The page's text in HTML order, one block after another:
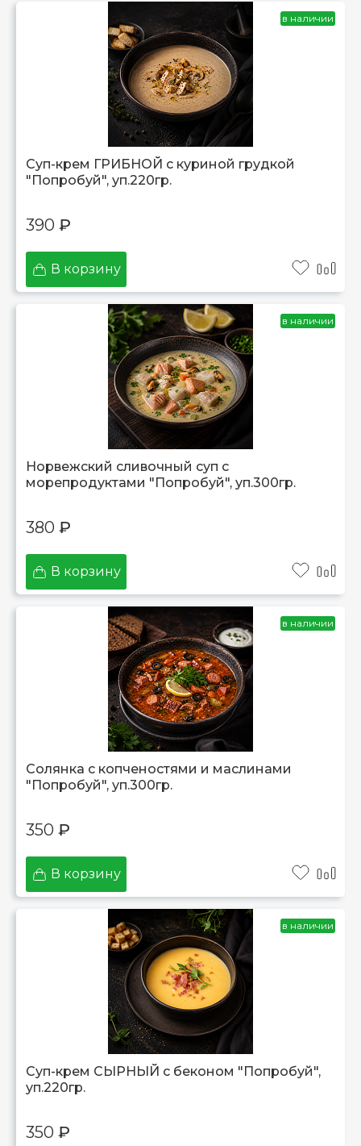
в наличии
Суп-крем ГРИБНОЙ с куриной грудкой
"Попробуй", уп.220гр.
390 ₽
В корзину
в наличии
Норвежский сливочный суп с
морепродуктами "Попробуй", уп.300гр.
380 ₽
В корзину
в наличии
Солянка с копченостями и маслинами
"Попробуй", уп.300гр.
350 ₽
В корзину
в наличии
Суп-крем СЫРНЫЙ с беконом "Попробуй",
уп.220гр.
350 ₽